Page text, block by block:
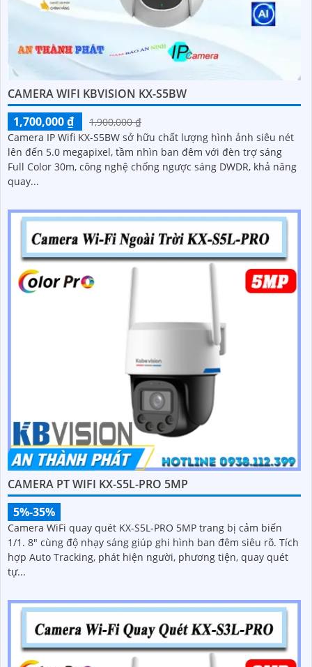
CAMERA WIFI KBVISION KX-S5BW
1,700,000 ₫
1,900,000 ₫
Camera IP Wifi KX-S5BW sở hữu chất lượng hình ảnh siêu nét
lên đến 5.0 megapixel, tầm nhìn ban đêm với đèn trợ sáng
Full Color 30m, công nghệ chống ngược sáng DWDR, khả năng
quay...
CAMERA PT WIFI KX-S5L-PRO 5MP
5%-35%
Camera WiFi quay quét KX-S5L-PRO 5MP trang bị cảm biến
1/1. 8" cùng độ nhạy sáng giúp ghi hình ban đêm siêu rõ. Tích
hợp Auto Tracking, phát hiện người, phương tiện, quay quét
tự...